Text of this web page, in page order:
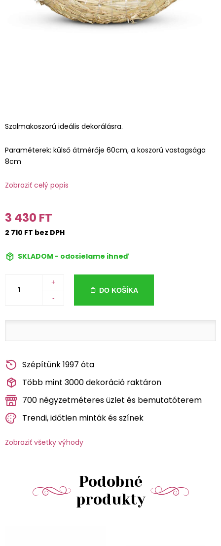
Szalmakoszorú ideális dekorálásra.
Paraméterek: külső átmérője 60cm, a koszorú vastagsága
8cm
Zobraziť celý popis
3 430 FT
2 710 FT bez DPH
SKLADOM - odosielame ihneď
+
-
DO KOŠÍKA
Szépítünk 1997 óta
Több mint 3000 dekoráció raktáron
700 négyzetméteres üzlet és bemutatóterem
Trendi, időtlen minták és színek
Zobraziť všetky výhody
Podobné
produkty